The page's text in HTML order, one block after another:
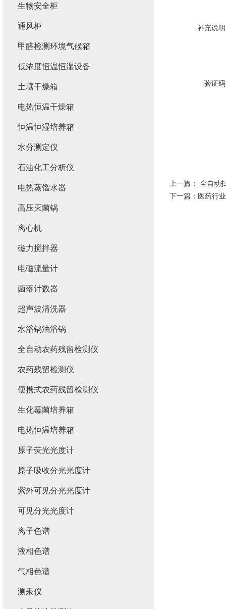
补充说
验证
上一篇： 全自动
下一篇： 医药行
生物安全柜
通风柜
甲醛检测环境气候箱
低浓度恒温恒湿设备
土壤干燥箱
电热恒温干燥箱
恒温恒湿培养箱
水分测定仪
石油化工分析仪
电热蒸馏水器
高压灭菌锅
离心机
磁力搅拌器
电磁流量计
菌落计数器
超声波清洗器
水浴锅油浴锅
全自动农药残留检测仪
农药残留检测仪
便携式农药残留检测仪
生化霉菌培养箱
电热恒温培养箱
原子荧光光度计
原子吸收分光光度计
紫外可见分光光度计
可见分光光度计
离子色谱
液相色谱
气相色谱
测汞仪